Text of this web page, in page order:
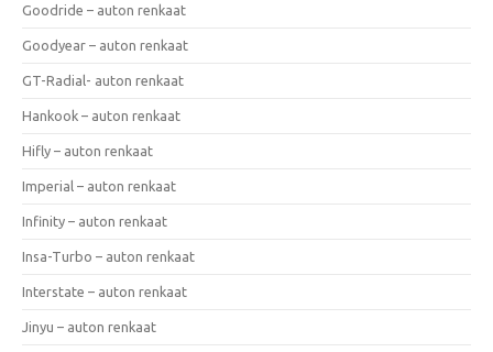
Goodride – auton renkaat
Goodyear – auton renkaat
GT-Radial- auton renkaat
Hankook – auton renkaat
Hifly – auton renkaat
Imperial – auton renkaat
Infinity – auton renkaat
Insa-Turbo – auton renkaat
Interstate – auton renkaat
Jinyu – auton renkaat